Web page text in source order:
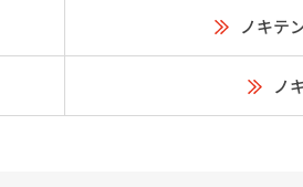
SUSTAINA SYSTEM
ノキテ
ノ